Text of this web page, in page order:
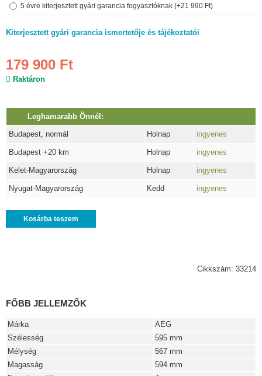
5 évre kiterjesztett gyári garancia fogyasztóknak (+21 990 Ft)
Kiterjesztett gyári garancia ismertetője és tájékoztatói
179 900 Ft
Raktáron
Leghamarabb Önnél:
Budapest, normál
Holnap ingyenes
Budapest +20 km Holnap ingyenes
Kelet-Magyarország Holnap ingyenes
Nyugat-Magyarország Kedd ingyenes
Kosárba teszem
Cikkszám: 33214
FŐBB JELLEMZŐK
Márka
AEG
Szélesség
595 mm
Mélység
567 mm
Magasság
594 mm